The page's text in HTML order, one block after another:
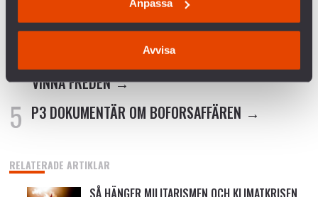
Anpassa
Avvisa
SVERIGES VAPENHANDEL MED ISRAEL
KRÖNIKA: ÖB HAR RÄTT – MILITÄREN KAN INTE
VINNA FREDEN
P3 DOKUMENTÄR OM BOFORSAFFÄREN
RELATERADE ARTIKLAR
SÅ HÄNGER MILITARISMEN OCH KLIMATKRISEN